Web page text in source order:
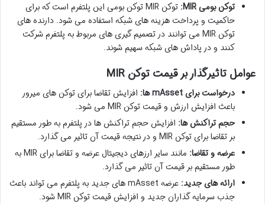
توکن بومی MIR:
توکن MIR توکن بومی این پلتفرم است که برای
حاکمیت و پرداخت هزینه های شبکه استفاده می شود. دارنده های
توکن MIR می توانند در تصمیم گیری های مربوط به پلتفرم شرکت
کنند و در پاداش های شبکه سهیم شوند.
عوامل تاثیرگذار بر قیمت توکن MIR
درخواست برای mAsset ها:
افزایش تقاضا برای توکن های میرور
باعث افزایش ارزش و قیمت توکن MIR می شود.
حجم تراکنش ها: افزایش حجم تراکنش ها در پلتفرم به طور مستقیم
بر تقاضا برای توکن MIR و در نتیجه قیمت آن تاثیر می گذارد.
عرضه و تقاضا:
مانند سایر ارزهای دیجیتال عرضه و تقاضا برای MIR به
طور مستقیم بر قیمت آن تاثیر می گذارد.
ارائه های جدید:
عرضه mAsset های جدید به پلتفرم می تواند باعث
جذب سرمایه گذاران جدید و افزایش قیمت توکن MIR شود.